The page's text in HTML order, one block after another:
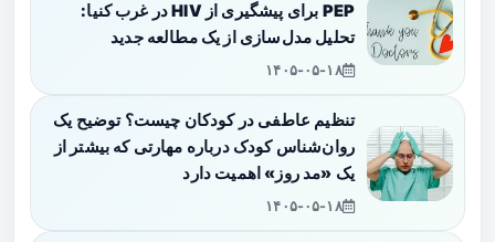
PEP برای پیشگیری از HIV در غرب کنیا:
تحلیل مدل‌سازی از یک مطالعه جدید
۱۴۰۵-۰۵-۱۸
تنظیم عاطفی در کودکان چیست؟ توضیح یک
روان‌شناس کودک درباره مهارتی که بیشتر از
یک «مد روز» اهمیت دارد
۱۴۰۵-۰۵-۱۸